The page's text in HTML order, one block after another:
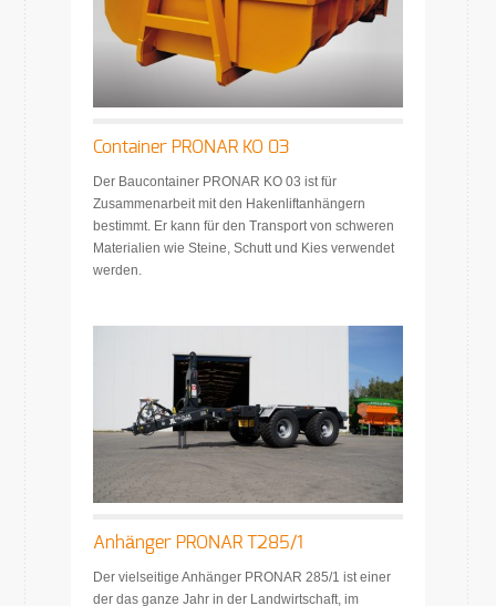
Container PRONAR KO 03
Der Baucontainer PRONAR KO 03 ist für
Zusammenarbeit mit den Hakenliftanhängern
bestimmt. Er kann für den Transport von schweren
Materialien wie Steine, Schutt und Kies verwendet
werden.
Anhänger PRONAR T285/1
Der vielseitige Anhänger PRONAR 285/1 ist einer
der das ganze Jahr in der Landwirtschaft, im